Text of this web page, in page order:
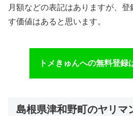
月額などの表記はありますが、
す価値はあると思います。
トメきゅんへの無料登
島根県津和野町のヤリ